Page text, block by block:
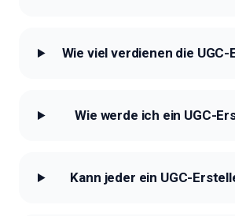
Wie viel verdienen die
Wie werde ich ein UGC-
Kann jeder ein UGC-